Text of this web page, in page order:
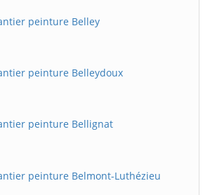
peinture Belley
peinture Belleydoux
peinture Bellignat
peinture Belmont-Luthézieu